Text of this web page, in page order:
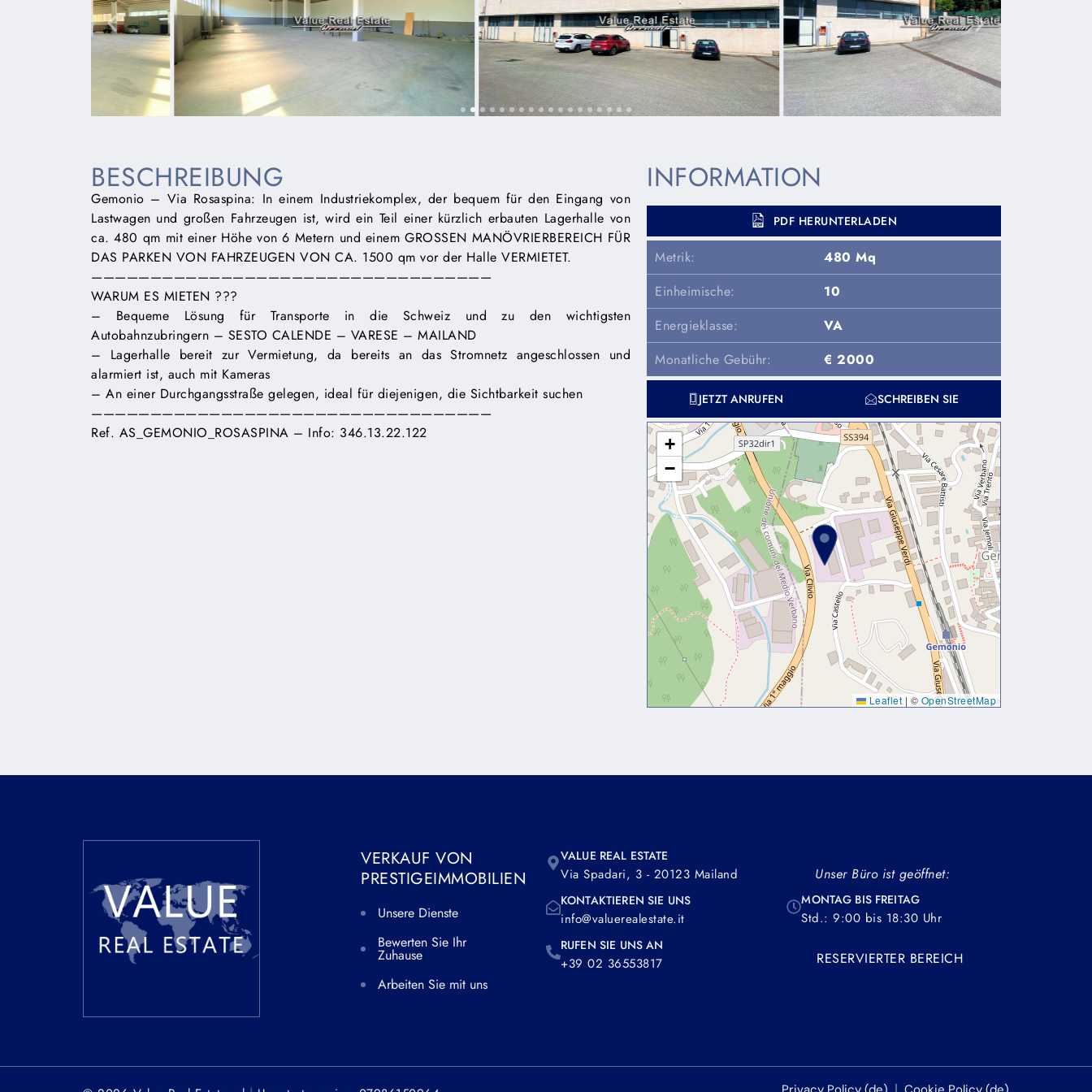
BESCHREIBUNG
Gemonio – Via Rosaspina: In einem Industriekomplex, der bequem für den Eingang von
Lastwagen und großen Fahrzeugen ist, wird ein Teil einer kürzlich erbauten Lagerhalle von
ca. 480 qm mit einer Höhe von 6 Metern und einem GROSSEN MANÖVRIERBEREICH FÜR
DAS PARKEN VON FAHRZEUGEN VON CA. 1500 qm vor der Halle VERMIETET.
——————————————————————————————————
WARUM ES MIETEN ???
– Bequeme Lösung für Transporte in die Schweiz und zu den wichtigsten
Autobahnzubringern – SESTO CALENDE – VARESE – MAILAND
– Lagerhalle bereit zur Vermietung, da bereits an das Stromnetz angeschlossen und
alarmiert ist, auch mit Kameras
– An einer Durchgangsstraße gelegen, ideal für diejenigen, die Sichtbarkeit suchen
——————————————————————————————————
Ref. AS_GEMONIO_ROSASPINA – Info: 346.13.22.122
INFORMATION
PDF HERUNTERLADEN
Metrik:
480 Mq
Einheimische:
10
Energieklasse:
VA
Monatliche Gebühr:
€ 2000
JETZT ANRUFEN SCHREIBEN SIE
+
−
Leaflet | © OpenStreetMap
VERKAUF VON
PRESTIGEIMMOBILIEN
Unsere Dienste
Bewerten Sie Ihr
Zuhause
Arbeiten Sie mit uns
VALUE REAL ESTATE
Via Spadari, 3 - 20123 Mailand
KONTAKTIEREN SIE UNS
info@valuerealestate.it
RUFEN SIE UNS AN
+39 02 36553817
Unser Büro ist geöffnet:
MONTAG BIS FREITAG
Std.: 9:00 bis 18:30 Uhr
RESERVIERTER BEREICH